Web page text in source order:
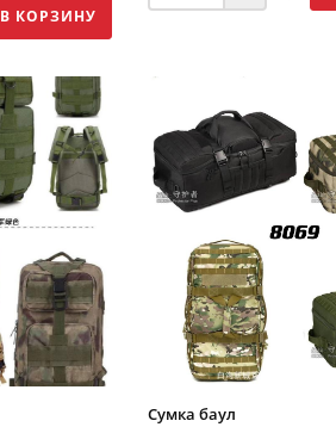
В КОРЗИНУ
Сумка баул